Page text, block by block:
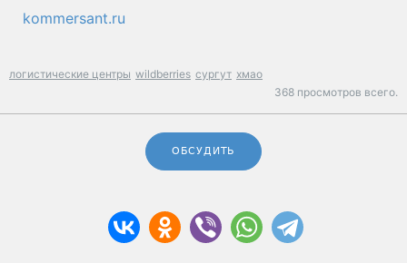
kommersant.ru
логистические центры wildberries сургут хмао
368 просмотров всего.
ОБСУДИТЬ